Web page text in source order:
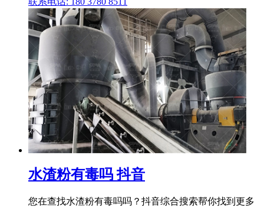
水渣粉有毒吗 抖音
您在查找水渣粉有毒吗吗？抖音综合搜索帮你找到更多